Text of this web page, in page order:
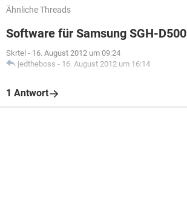
Ähnliche Threads
Software für Samsung SGH-D500
Skrtel - 16. August 2012 um 09:24
jedtheboss - 16. August 2012 um 16:14
1 Antwort